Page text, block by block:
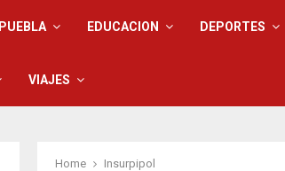
PUEBLA EDUCACION DEPORTES
VIAJES
Home Insurpipol